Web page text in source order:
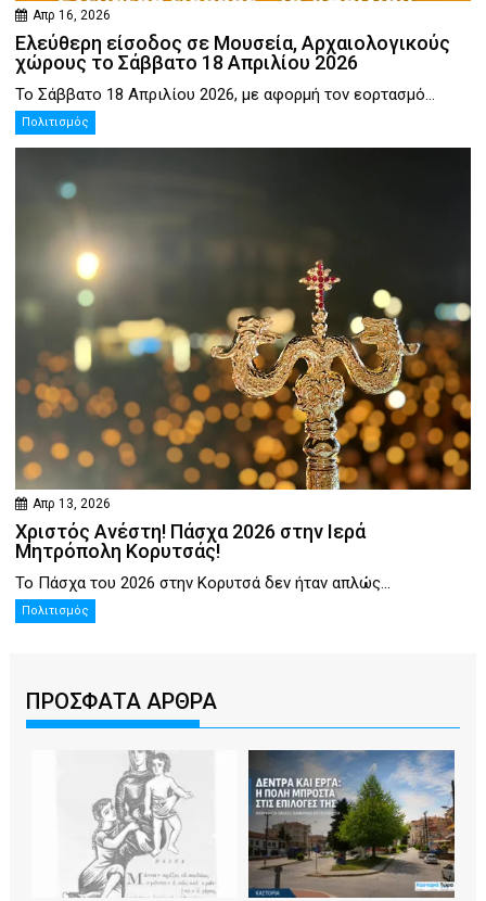
Απρ 16, 2026
Ελεύθερη είσοδος σε Μουσεία, Αρχαιολογικούς
χώρους το Σάββατο 18 Απριλίου 2026
Το Σάββατο 18 Απριλίου 2026, με αφορμή τον εορτασμό...
Πολιτισμός
Απρ 13, 2026
Χριστός Ανέστη! Πάσχα 2026 στην Ιερά
Μητρόπολη Κορυτσάς!
Το Πάσχα του 2026 στην Κορυτσά δεν ήταν απλώς...
Πολιτισμός
ΠΡΟΣΦΑΤΑ ΑΡΘΡΑ